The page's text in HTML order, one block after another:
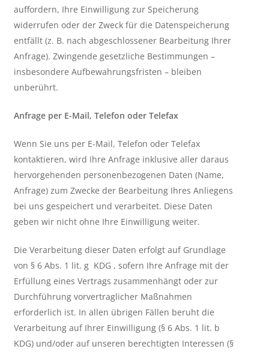
auffordern, Ihre Einwilligung zur Speicherung
widerrufen oder der Zweck für die Datenspeicherung
entfällt (z. B. nach abgeschlossener Bearbeitung Ihrer
Anfrage). Zwingende gesetzliche Bestimmungen –
insbesondere Aufbewahrungsfristen – bleiben
unberührt.
Anfrage per E-Mail, Telefon oder Telefax
Wenn Sie uns per E-Mail, Telefon oder Telefax
kontaktieren, wird Ihre Anfrage inklusive aller daraus
hervorgehenden personenbezogenen Daten (Name,
Anfrage) zum Zwecke der Bearbeitung Ihres Anliegens
bei uns gespeichert und verarbeitet. Diese Daten
geben wir nicht ohne Ihre Einwilligung weiter.
Die Verarbeitung dieser Daten erfolgt auf Grundlage
von § 6 Abs. 1 lit. g KDG , sofern Ihre Anfrage mit der
Erfüllung eines Vertrags zusammenhängt oder zur
Durchführung vorvertraglicher Maßnahmen
erforderlich ist. In allen übrigen Fällen beruht die
Verarbeitung auf Ihrer Einwilligung (§ 6 Abs. 1 lit. b
KDG) und/oder auf unseren berechtigten Interessen (§